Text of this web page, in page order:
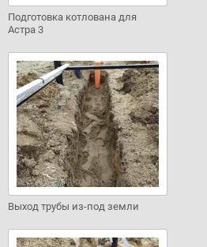
Подготовка котлована для
Астра 3
Выход трубы из-под земли